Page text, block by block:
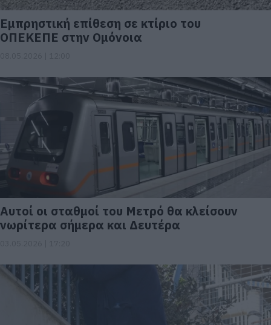
Εμπρηστική επίθεση σε κτίριο του
ΟΠΕΚΕΠΕ στην Ομόνοια
Αυτοί οι σταθμοί του Μετρό θα κλείσουν
νωρίτερα σήμερα και Δευτέρα